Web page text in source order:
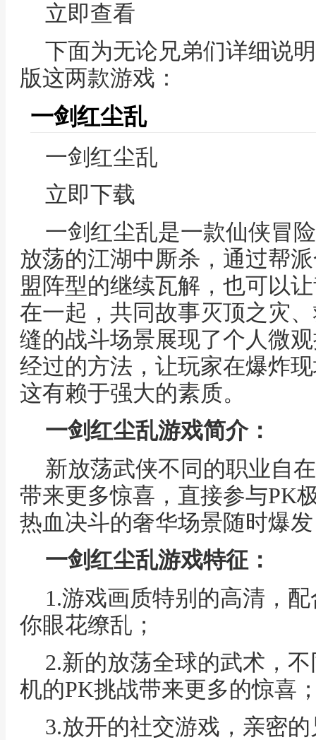
立即查看
下面为无论兄弟们详细说
版这两款游戏：
一剑红尘乱
一剑红尘乱
立即下载
一剑红尘乱是一款仙侠冒
放荡的江湖中厮杀，通过帮
盟阵型的继续瓦解，也可以
在一起，共同故事灭顶之灾
缝的战斗场景展现了个人微
经过的方法，让玩家在爆炸
这有赖于强大的素质。
一剑红尘乱游戏简介：
新放荡武侠不同的职业自
带来更多惊喜，直接参与PK
热血决斗的奢华场景随时爆
一剑红尘乱游戏特征：
1.游戏画质特别的高清，
你眼花缭乱；
2.新的放荡全球的武术，
机的PK挑战带来更多的惊喜
3.放开的社交游戏，亲密